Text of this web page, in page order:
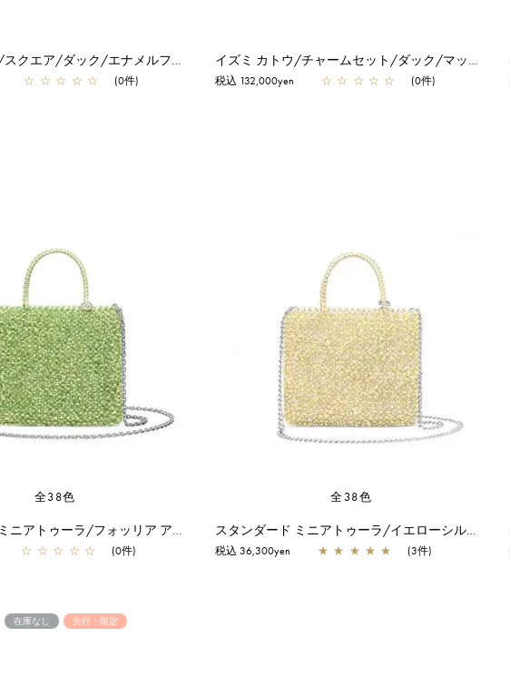
イズミ カトウ/スクエア/ダック/エナメルファンゴカーキ
☆ ☆ ☆ ☆ ☆ (0件)
イズミ カトウ/チャームセット/ダック/マットハニー×ブロンズ×エナメルブラック
税込 132,000yen ☆ ☆ ☆ ☆ ☆ (0件)
全38色
スタンダード ミニアトゥーラ/フォッリア アルボルド
☆ ☆ ☆ ☆ ☆ (0件)
全38色
スタンダード ミニアトゥーラ/イエローシルバー
税込 36,300yen ★ ★ ★ ★ ★ (3件)
在庫なし 先行・限定